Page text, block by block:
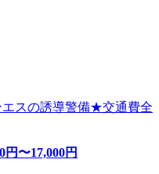
スの誘導警備★交通費全
円〜17,000円